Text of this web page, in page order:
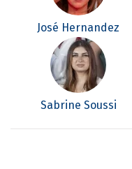
José Hernandez
Sabrine Soussi